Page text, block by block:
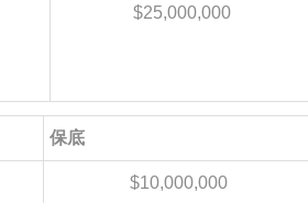
$25,000,000
保底
$10,000,000